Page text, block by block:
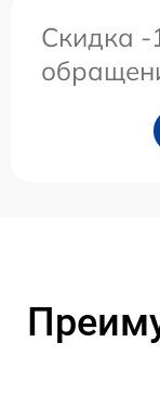
Скидка -